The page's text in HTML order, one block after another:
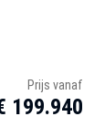
Prijs vanaf
199.940